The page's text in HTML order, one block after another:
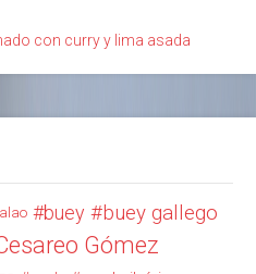
con curry y lima asada
buey buey gallego
Gómez